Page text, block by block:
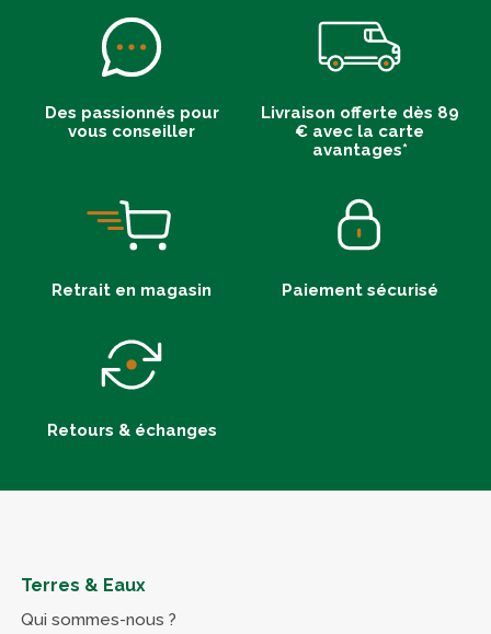
Des passionnés pour
vous conseiller
Livraison offerte dès 89
€ avec la carte
avantages*
Retrait en magasin Paiement sécurisé
Retours & échanges
Terres & Eaux
Qui sommes-nous ?